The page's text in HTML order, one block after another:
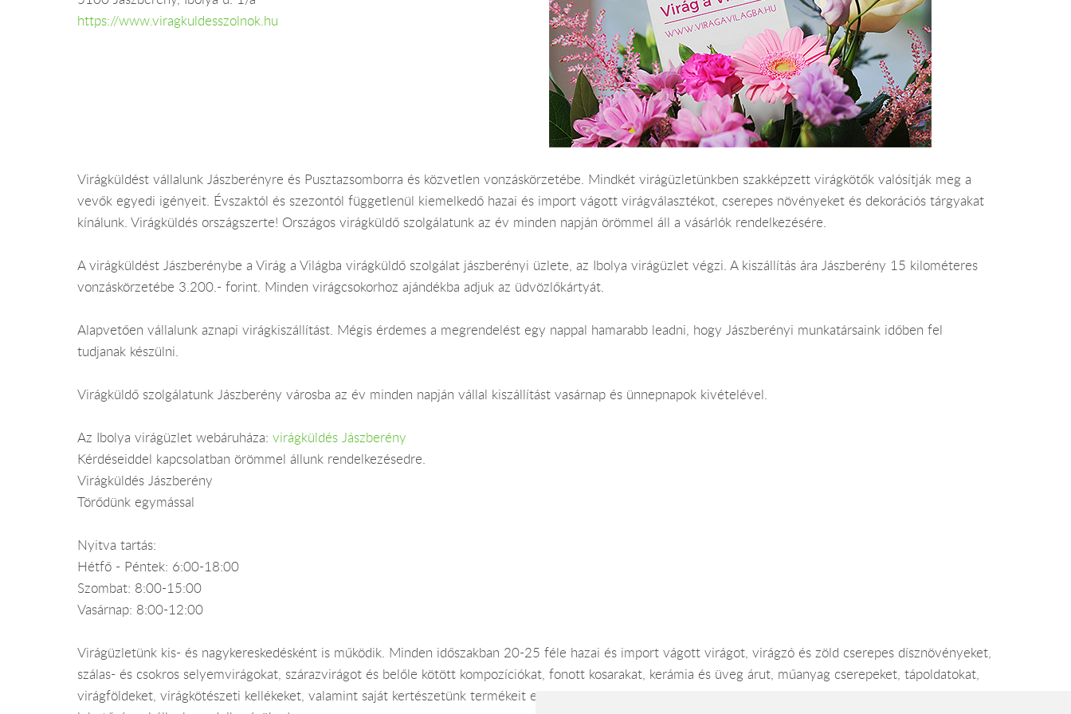
https://www.viragkuldesszolnok.hu
Virágküldést vállalunk Jászberényre és Pusztazsomborra és közvetlen vonzáskörzetébe. Mindkét virágüzletünkben szakképzett virágkötők valósítják meg a
vevők egyedi igényeit. Évszaktól és szezontól függetlenül kiemelkedő hazai és import vágott virágválasztékot, cserepes növényeket és dekorációs tárgyakat
kínálunk. Virágküldés országszerte! Országos virágküldő szolgálatunk az év minden napján örömmel áll a vásárlók rendelkezésére.
A virágküldést Jászberénybe a Virág a Világba virágküldő szolgálat jászberényi üzlete, az Ibolya virágüzlet végzi. A kiszállítás ára Jászberény 15 kilométeres
vonzáskörzetébe 3.200.- forint. Minden virágcsokorhoz ajándékba adjuk az üdvözlőkártyát.
Alapvetően vállalunk aznapi virágkiszállítást. Mégis érdemes a megrendelést egy nappal hamarabb leadni, hogy Jászberényi munkatársaink időben fel
tudjanak készülni.
Virágküldő szolgálatunk Jászberény városba az év minden napján vállal kiszállítást vasárnap és ünnepnapok kivételével.
Az Ibolya virágüzlet webáruháza: virágküldés Jászberény
Kérdéseiddel kapcsolatban örömmel állunk rendelkezésedre.
Virágküldés Jászberény
Törődünk egymással
Nyitva tartás:
Hétfő - Péntek: 6:00-18:00
Szombat: 8:00-15:00
Vasárnap: 8:00-12:00
Virágüzletünk kis- és nagykereskedésként is működik. Minden időszakban 20-25 féle hazai és import vágott virágot, virágzó és zöld cserepes dísznövényeket,
szálas- és csokros selyemvirágokat, szárazvirágot és belőle kötött kompozíciókat, fonott kosarakat, kerámia és üveg árut, műanyag cserepeket, tápoldatokat,
virágföldeket, virágkötészeti kellékeket, valamint saját kertészetünk termékeit egyaránt versenyképes árakon kínáljuk. 180 m2-en, kiváló parkolási